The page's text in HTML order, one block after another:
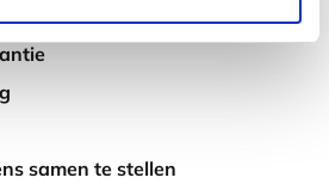
samen te stellen